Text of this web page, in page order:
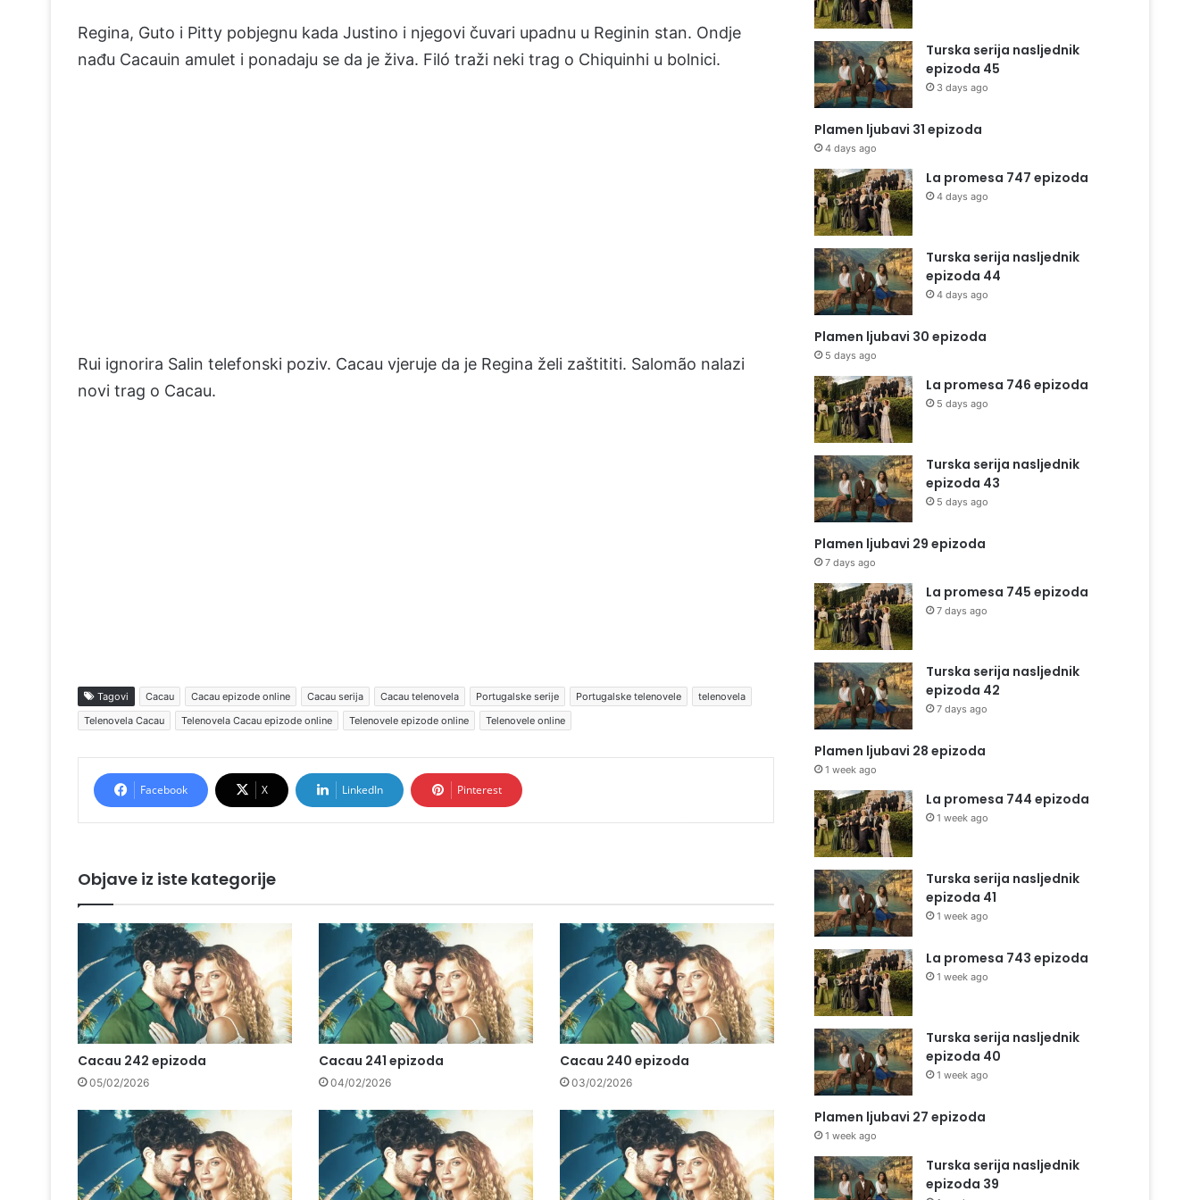
Regina, Guto i Pitty pobjegnu kada Justino i njegovi čuvari upadnu u Reginin stan. Ondje
nađu Cacauin amulet i ponadaju se da je živa. Filó traži neki trag o Chiquinhi u bolnici.
Rui ignorira Salin telefonski poziv. Cacau vjeruje da je Regina želi zaštititi. Salomão nalazi
novi trag o Cacau.
Tagovi Cacau Cacau epizode online Cacau serija Cacau telenovela Portugalske serije Portugalske telenovele
telenovela
Telenovela Cacau
Telenovela Cacau epizode online Telenovele epizode online Telenovele online
Facebook X LinkedIn Pinterest
Objave iz iste kategorije
Cacau 242 epizoda
05/02/2026
Cacau 241 epizoda
04/02/2026
Cacau 240 epizoda
03/02/2026
Turska serija nasljednik
epizoda 45
3 days ago
Plamen ljubavi 31 epizoda
4 days ago
La promesa 747 epizoda
4 days ago
Turska serija nasljednik
epizoda 44
4 days ago
Plamen ljubavi 30 epizoda
5 days ago
La promesa 746 epizoda
5 days ago
Turska serija nasljednik
epizoda 43
5 days ago
Plamen ljubavi 29 epizoda
7 days ago
La promesa 745 epizoda
7 days ago
Turska serija nasljednik
epizoda 42
7 days ago
Plamen ljubavi 28 epizoda
1 week ago
La promesa 744 epizoda
1 week ago
Turska serija nasljednik
epizoda 41
1 week ago
La promesa 743 epizoda
1 week ago
Turska serija nasljednik
epizoda 40
1 week ago
Plamen ljubavi 27 epizoda
1 week ago
Turska serija nasljednik
epizoda 39